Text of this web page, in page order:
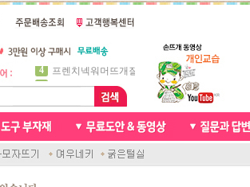
5
비니방울모자 동영상
6
꽈배기목도리
7
천연가죽 핸드메이드라벨
8
신생아모자뜨기
10
손뜨개인형
1
자라무늬 목도리뜨기